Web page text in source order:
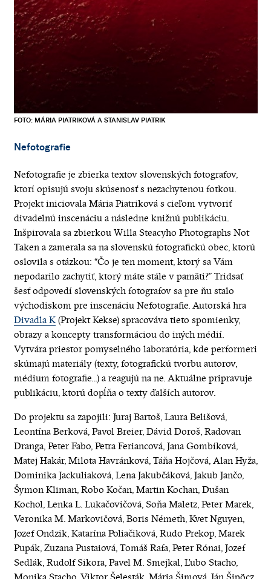
FOTO: MÁRIA PIATRIKOVÁ A STANISLAV PIATRIK
Nefotografie
Nefotografie je zbierka textov slovenských fotografov,
ktorí opisujú svoju skúsenosť s nezachytenou fotkou.
Projekt iniciovala Mária Piatriková s cieľom vytvoriť
divadelnú inscenáciu a následne knižnú publikáciu.
Inšpirovala sa zbierkou Willa Steacyho Photographs Not
Taken a zamerala sa na slovenskú fotografickú obec, ktorú
oslovila s otázkou: “Čo je ten moment, ktorý sa Vám
nepodarilo zachytiť, ktorý máte stále v pamäti?” Tridsať
šesť odpovedí slovenských fotografov sa pre ňu stalo
východiskom pre inscenáciu Nefotografie. Autorská hra
Divadla K(Projekt Kekse) spracováva tieto spomienky,
obrazy a koncepty transformáciou do iných médií.
Vytvára priestor pomyselného laboratória, kde performeri
skúmajú materiály (texty, fotografickú tvorbu autorov,
médium fotografie...) a reagujú na ne. Aktuálne pripravuje
publikáciu, ktorú dopĺňa o texty ďalších autorov.
Do projektu sa zapojili: Juraj Bartoš, Laura Belišová,
Leontína Berková, Pavol Breier, Dávid Doroš, Radovan
Dranga, Peter Fabo, Petra Feriancová, Jana Gombíková,
Matej Hakár, Milota Havránková, Táňa Hojčová, Alan Hyža,
Dominika Jackuliaková, Lena Jakubčáková, Jakub Jančo,
Šymon Kliman, Robo Kočan, Martin Kochan, Dušan
Kochol, Lenka L. Lukačovičová, Soňa Maletz, Peter Marek,
Veronika M. Markovičová, Boris Németh, Kvet Nguyen,
Jozef Ondzik, Katarína Poliačiková, Rudo Prekop, Marek
Pupák, Zuzana Pustaiová, Tomáš Rafa, Peter Rónai, Jozef
Sedlák, Rudolf Sikora, Pavel M. Smejkal, Ľubo Stacho,